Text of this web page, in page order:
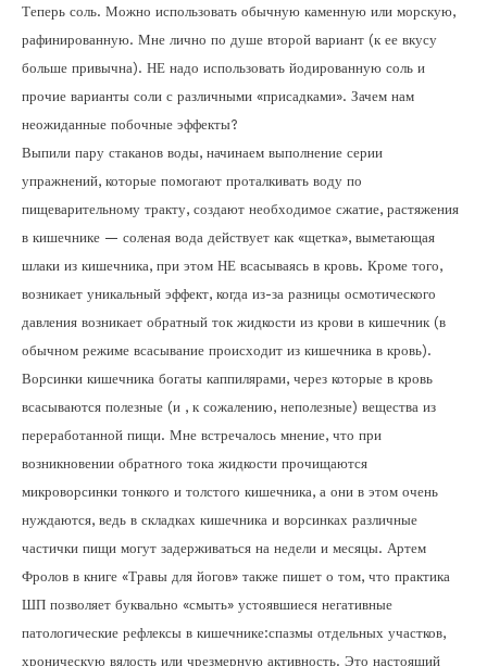
Теперь соль. Можно использовать обычную каменную или морскую,
рафинированную. Мне лично по душе второй вариант (к ее вкусу
больше привычна). НЕ надо использовать йодированную соль и
прочие варианты соли с различными «присадками». Зачем нам
неожиданные побочные эффекты?
Выпили пару стаканов воды, начинаем выполнение серии
упражнений, которые помогают проталкивать воду по
пищеварительному тракту, создают необходимое сжатие, растяжения
в кишечнике — соленая вода действует как «щетка», выметающая
шлаки из кишечника, при этом НЕ всасываясь в кровь. Кроме того,
возникает уникальный эффект, когда из-за разницы осмотического
давления возникает обратный ток жидкости из крови в кишечник (в
обычном режиме всасывание происходит из кишечника в кровь).
Ворсинки кишечника богаты каппилярами, через которые в кровь
всасываются полезные (и , к сожалению, неполезные) вещества из
переработанной пищи. Мне встречалось мнение, что при
возникновении обратного тока жидкости прочищаются
микроворсинки тонкого и толстого кишечника, а они в этом очень
нуждаются, ведь в складках кишечника и ворсинках различные
частички пищи могут задерживаться на недели и месяцы. Артем
Фролов в книге «Травы для йогов» также пишет о том, что практика
ШП позволяет буквально «смыть» устоявшиеся негативные
патологические рефлексы в кишечнике:спазмы отдельных участков,
хроническую вялость или чрезмерную активность. Это настоящий